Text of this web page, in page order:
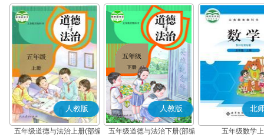
人教版
五年级道德与法治上册(部编
人教版
五年级道德与法治下册(部编
北
五年级数学